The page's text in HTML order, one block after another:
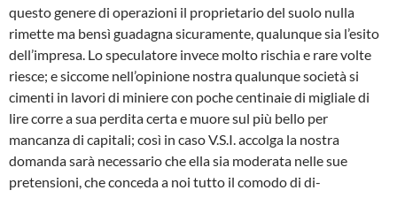
questo genere di opera­zioni il proprietario del suolo nulla
rimette ma bensì guadagna sicuramente, qualunque sia l’esito
dell’impresa. Lo speculatore invece mol­to rischia e rare volte
riesce; e siccome nell’o­pinione nostra qualunque società si
cimenti in lavori di miniere con poche centinaie di migliale di
lire corre a sua perdita certa e muore sul più bello per
mancanza di capitali; così in caso V.S.I. accolga la nostra
domanda sarà neces­sario che ella sia moderata nelle sue
preten­sioni, che conceda a noi tutto il comodo di di­